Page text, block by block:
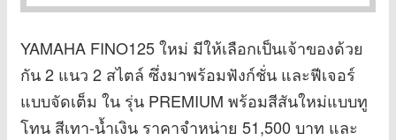
YAMAHA FINO125 ใหม่ มีให้เลือกเป็นเจ้าของด้วย
กัน 2 แนว 2 สไตล์ ซึ่งมาพร้อมฟังก์ชั่น และฟีเจอร์
แบบจัดเต็ม ใน รุ่น PREMIUM พร้อมสีสันใหม่แบบทู
โทน สีเทา-น้ำเงิน ราคาจำหน่าย 51,500 บาท และ